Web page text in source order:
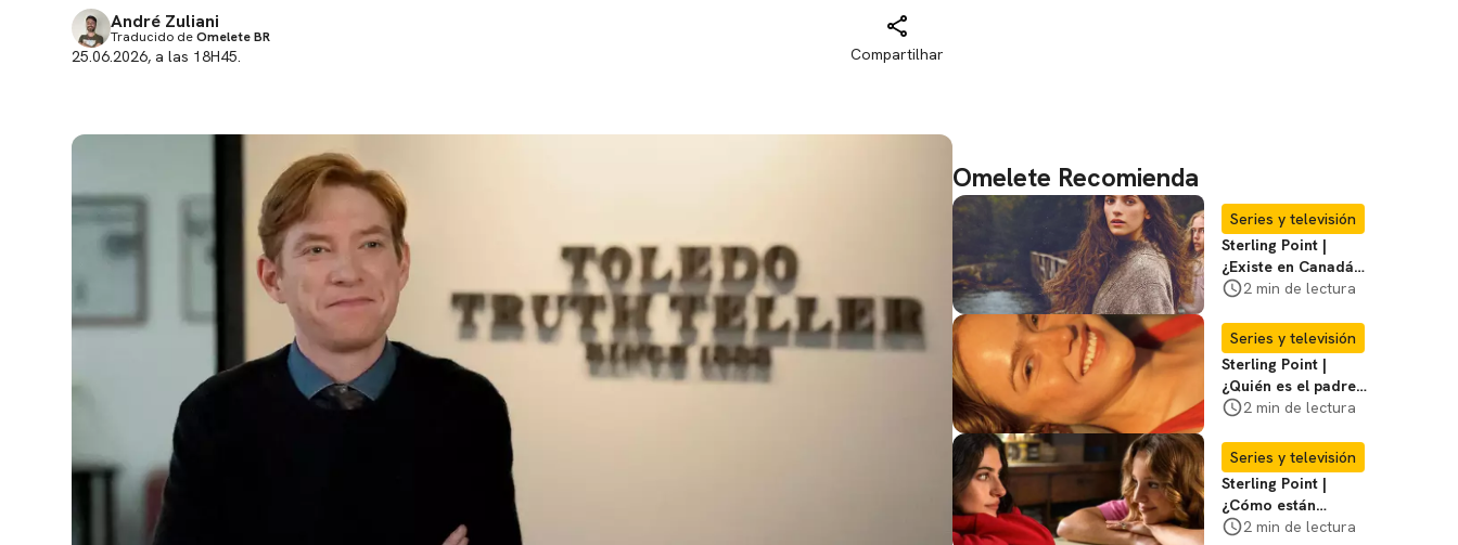
André Zuliani
Traducido deOmelete BR
25.06.2026, a las 18H45. Compartilhar
Omelete Recomienda
Series y televisión
Sterling Point |
¿Existe en Canadá
la isla de la que
Entérate
2 min de lectura
Series y televisión
Sterling Point |
¿Quién es el padre
biológico de
decimos
2 min de lectura
Series y televisión
Sterling Point |
¿Cómo están
conectados Annie,
2 min de lectura